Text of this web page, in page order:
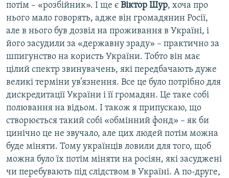
потім – «розбійник». І ще є Віктор Шур, хоча про
нього мало говорять, адже він громадянин Росії,
але в нього був дозвіл на проживання в Україні, і
його засудили за «державну зраду» – практично за
шпигунство на користь України. Тобто він має
цілий спектр звинувачень, які передбачають дуже
великі терміни ув’язнення. Все це було потрібно для
дискредитації України і її громадян. Це таке собі
полювання на відьом. І також я припускаю, що
створюється такий собі «обмінний фонд» – як би
цинічно це не звучало, але цих людей потім можна
буде міняти. Тому українців ловили для того, щоб
можна було їх потім міняти на росіян, які засуджені
чи перебувають під слідством в Україні. А по-друге,